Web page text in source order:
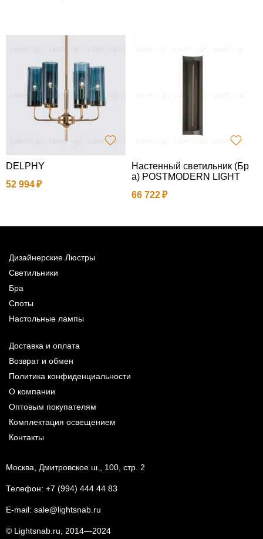
DELPHY
52 994
Настенный светильник (Бр
а) POSTMODERN LIGHT
66 722
Дизайнерские Люстры
Светильники
Бра
Споты
Настольные лампы
Доставка и оплата
Возврат и обмен
Политика конфиденциальности
О компании
Оптовым покупателям
Комплектация освещением
Контакты
Москва, Дмитровское ш., 100, стр. 2
Телефон: +7 (994) 444 44 83
E-mail: sale@lightsnab.ru
© Lightsnab.ru, 2014—2024